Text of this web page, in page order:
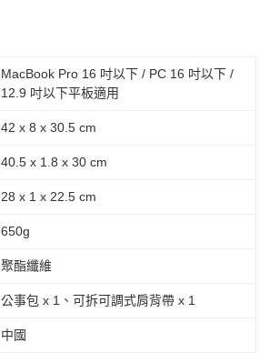
MacBook Pro 16 吋以下 / PC 16 吋以下 /
12.9 吋以下平板適用
42 x 8 x 30.5 cm
40.5 x 1.8 x 30 cm
28 x 1 x 22.5 cm
650g
聚酯纖維
公事包 x 1、可拆可調式肩背帶 x 1
中國